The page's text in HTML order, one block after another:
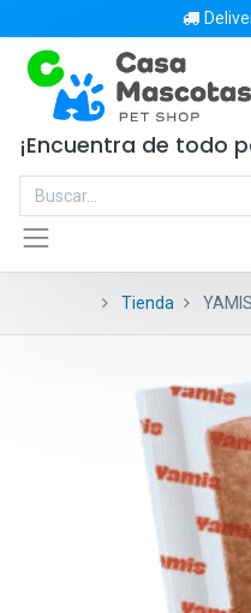
¡Encuentra de todo
Tienda